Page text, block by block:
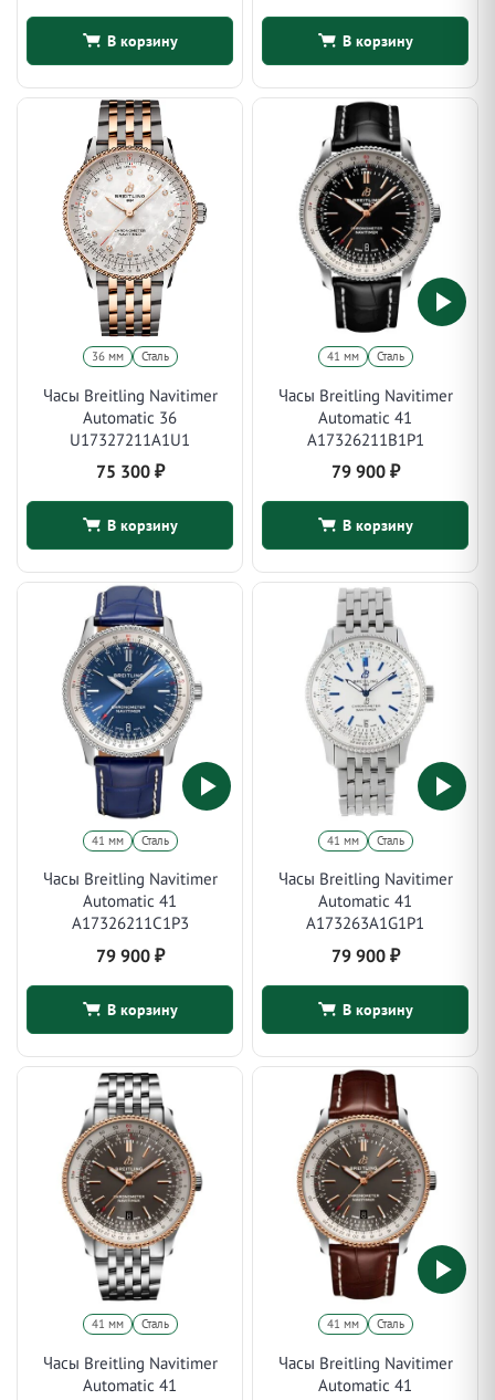
В корзину В корзину
36 мм Сталь
Часы Breitling Navitimer
Automatic 36
U17327211A1U1
75 300 ₽
В корзину
41 мм Сталь
Часы Breitling Navitimer
Automatic 41
A17326211B1P1
79 900 ₽
В корзину
41 мм Сталь
Часы Breitling Navitimer
Automatic 41
A17326211C1P3
79 900 ₽
В корзину
41 мм Сталь
Часы Breitling Navitimer
Automatic 41
A173263A1G1P1
79 900 ₽
В корзину
41 мм Сталь
Часы Breitling Navitimer
Automatic 41
41 мм Сталь
Часы Breitling Navitimer
Automatic 41